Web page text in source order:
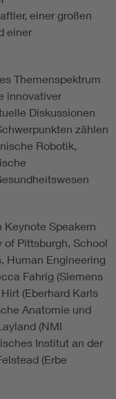
einer großen
einer
Themenspektrum
innovativer
Diskussionen
zählen
Robotik,
Speakern
of Pittsburgh, School
Human Engineering
Fahrig (Siemens
(Eberhard Karls
Anatomie und
(NMI
Institut an der
(Erbe